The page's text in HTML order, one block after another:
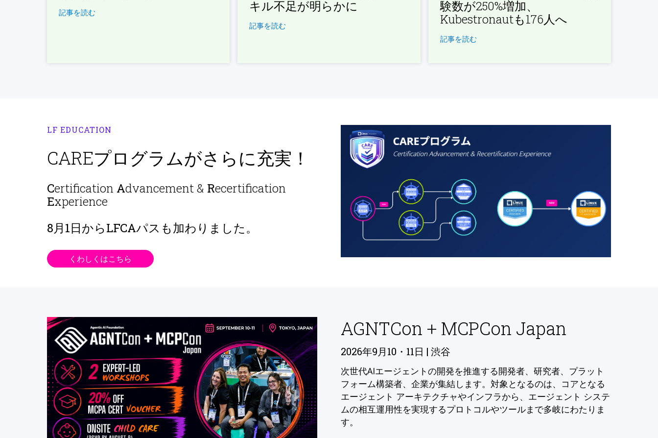
記事を読む
キル不足が明らかに
記事を読む
験数が250%増加、
Kubestronautも176人へ
記事を読む
LF EDUCATION
CAREプログラムがさらに充実！
Certification Advancement & Recertification
Experience
8月1日からLFCAパスも加わりました。
くわしくはこちら
AGNTCon + MCPCon Japan
2026年9月10・11日 | 渋谷
次世代AIエージェントの開発を推進する開発者、研究者、プラット
フォーム構築者、企業が集結します。対象となるのは、コアとなる
エージェント アーキテクチャやインフラから、エージェント システ
ムの相互運用性を実現するプロトコルやツールまで多岐にわたりま
す。